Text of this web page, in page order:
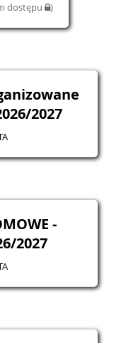
dostępu
)
2027
-
2027